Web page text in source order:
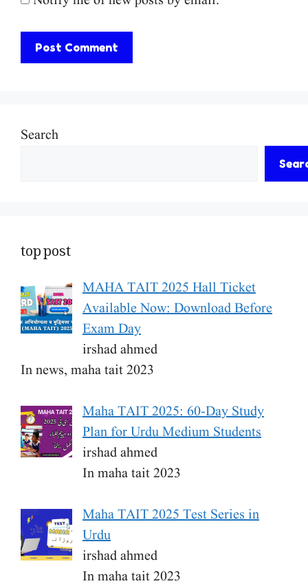
Search
top post
MAHA TAIT 2025 Hall Ticket
Available Now: Download Before
Exam Day
irshad ahmed
In news, maha tait 2023
Maha TAIT 2025: 60-Day Study
Plan for Urdu Medium Students
irshad ahmed
In maha tait 2023
Maha TAIT 2025 Test Series in
Urdu
irshad ahmed
In maha tait 2023